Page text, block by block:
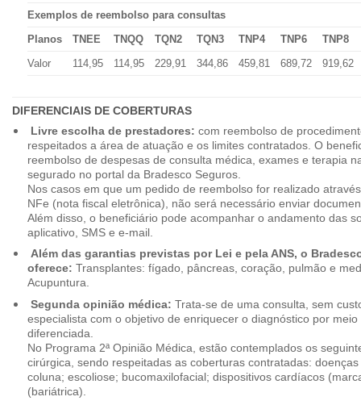
Exemplos de reembolso para consultas
Planos
TNEE TNQQ TQN2 TQN3 TNP4 TNP6
TNP8
Valor
114,95 114,95 229,91 344,86 459,81 689,72 919,62
DIFERENCIAIS DE COBERTURAS
Livre escolha de prestadores: com reembolso de
respeitados a área de atuação e os limites contratados. O
reembolso de despesas de consulta médica, exames e terapia
segurado no portal da Bradesco Seguros.
Nos casos em que um pedido de reembolso for realizado
NFe (nota fiscal eletrônica), não será necessário enviar
Além disso, o beneficiário pode acompanhar o andamento das
aplicativo, SMS e e-mail.
Além das garantias previstas por Lei e pela ANS, o
oferece: Transplantes: fígado, pâncreas, coração, pulmão e
Acupuntura.
Segunda opinião médica: Trata-se de uma consulta, sem
especialista com o objetivo de enriquecer o diagnóstico por
diferenciada.
No Programa 2ª Opinião Médica, estão contemplados os
cirúrgica, sendo respeitadas as coberturas contratadas:
coluna; escoliose; bucomaxilofacial; dispositivos cardíacos
(bariátrica).